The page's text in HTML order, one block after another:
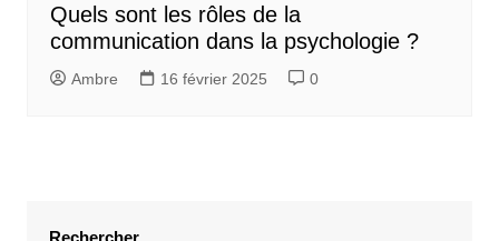
Quels sont les rôles de la
communication dans la psychologie ?
Ambre 16 février 2025 0
Rechercher